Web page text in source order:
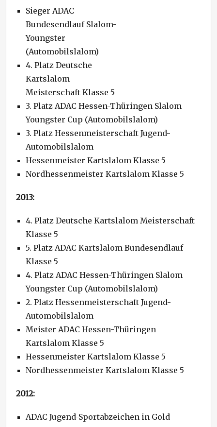
Sieger ADAC
Bundesendlauf Slalom-
Youngster
(Automobilslalom)
4. Platz Deutsche
Kartslalom
Meisterschaft Klasse 5
3. Platz ADAC Hessen-Thüringen Slalom
Youngster Cup (Automobilslalom)
3. Platz Hessenmeisterschaft Jugend-
Automobilslalom
Hessenmeister Kartslalom Klasse 5
Nordhessenmeister Kartslalom Klasse 5
2013:
4. Platz Deutsche Kartslalom Meisterschaft
Klasse 5
5. Platz ADAC Kartslalom Bundesendlauf
Klasse 5
4. Platz ADAC Hessen-Thüringen Slalom
Youngster Cup (Automobilslalom)
2. Platz Hessenmeisterschaft Jugend-
Automobilslalom
Meister ADAC Hessen-Thüringen
Kartslalom Klasse 5
Hessenmeister Kartslalom Klasse 5
Nordhessenmeister Kartslalom Klasse 5
2012:
ADAC Jugend-Sportabzeichen in Gold